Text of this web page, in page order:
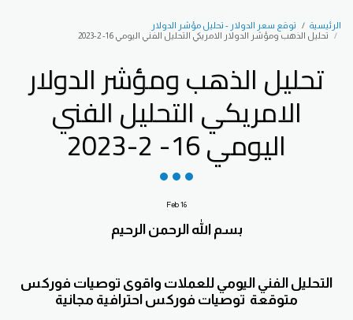
الرئيسية
توقع سعر الدولار - تحليل مؤشر الدولار
تحليل الذهب ومؤشر الدولار الامريكي التحليل الفني اليومي 16- 2-2023
تحليل الذهب ومؤشر الدولار
الامريكي التحليل الفني
اليومي 16- 2-2023
16
Feb
بسم الله الرحمن الرحيم
التحليل الفني اليومي للعملات واقوى توصيات فوركس
متوقعة توصيات فوركس احترافية مجانية